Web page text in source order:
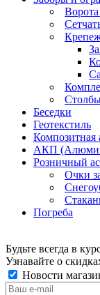
Беседки
Геотекстиль
Композитная
АКП
Розничный
Очки
Погреба
Будьте всегда в
Узнавайте о
Новости